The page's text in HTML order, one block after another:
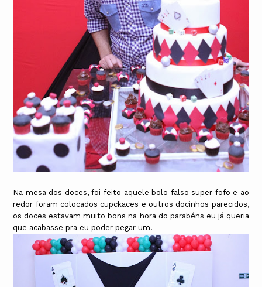
Na mesa dos doces, foi feito aquele bolo falso super fofo e ao
redor foram colocados cupckaces e outros docinhos parecidos,
os doces estavam muito bons na hora do parabéns eu já queria
que acabasse pra eu poder pegar um.